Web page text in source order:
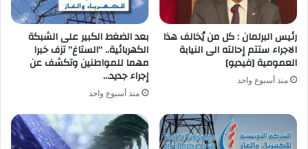
رئيس البرلمان : كل من يُخالف هذا
الاجراء ستتم إحالته الى النيابة
العمومية [فيديو]
منذ أسبوع واحد
بعد الضغط الكبير على الشبكة
الكهربائية.. “الستاغ” تزف خبرا
مهما للمواطنين وتكشف عن
إجراء جديد…
منذ أسبوع واحد